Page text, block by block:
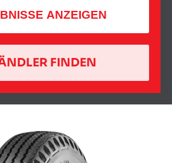
ANZEIGEN
FINDEN